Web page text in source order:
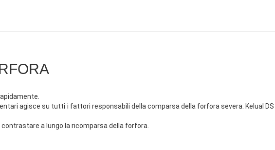
agisce su tutti i fattori responsabili della comparsa della forfora severa. Kelual
a lungo la ricomparsa della forfora.